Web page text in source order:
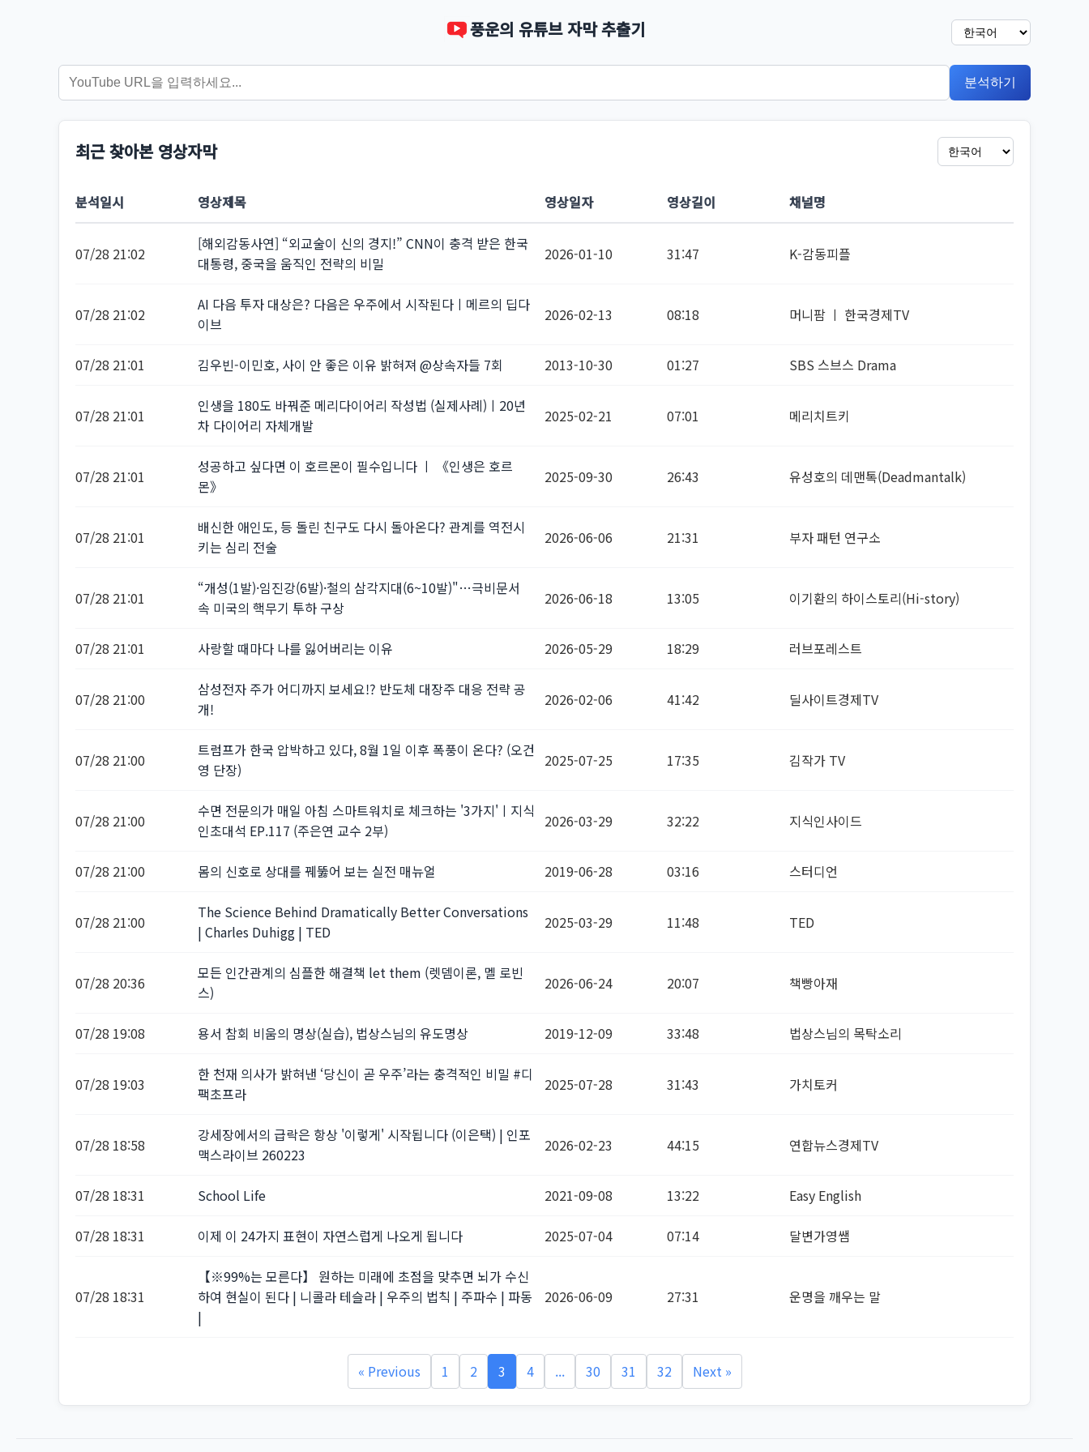
풍운의 유튜브 자막 추출기
분석하기
최근 찾아본 영상자막
분석일시 영상제목 영상일자 영상길이 채널명
07/28 21:02
[해외감동사연] “외교술이 신의 경지!” CNN이 충격 받은 한국
대통령, 중국을 움직인 전략의 비밀
2026-01-10 31:47 K-감동피플
07/28 21:02
AI 다음 투자 대상은? 다음은 우주에서 시작된다ㅣ메르의 딥다
이브
2026-02-13 08:18 머니팜 ㅣ 한국경제TV
07/28 21:01 김우빈-이민호, 사이 안 좋은 이유 밝혀져 @상속자들 7회 2013-10-30 01:27 SBS 스브스 Drama
07/28 21:01
인생을 180도 바꿔준 메리다이어리 작성법 (실제사례)ㅣ20년
차 다이어리 자체개발
2025-02-21 07:01 메리치트키
07/28 21:01
성공하고 싶다면 이 호르몬이 필수입니다 ㅣ 《인생은 호르
몬》
2025-09-30 26:43 유성호의 데맨톡(Deadmantalk)
07/28 21:01
배신한 애인도, 등 돌린 친구도 다시 돌아온다? 관계를 역전시
키는 심리 전술
2026-06-06 21:31 부자 패턴 연구소
07/28 21:01
“개성(1발)·임진강(6발)·철의 삼각지대(6~10발)"…극비문서
속 미국의 핵무기 투하 구상
2026-06-18 13:05 이기환의 하이스토리(Hi-story)
07/28 21:01 사랑할 때마다 나를 잃어버리는 이유 2026-05-29 18:29 러브포레스트
07/28 21:00
삼성전자 주가 어디까지 보세요!? 반도체 대장주 대응 전략 공
개!
2026-02-06 41:42 딜사이트경제TV
07/28 21:00
트럼프가 한국 압박하고 있다, 8월 1일 이후 폭풍이 온다? (오건
영 단장)
2025-07-25 17:35 김작가 TV
07/28 21:00
수면 전문의가 매일 아침 스마트워치로 체크하는 '3가지'ㅣ지식
인초대석 EP.117 (주은연 교수 2부)
2026-03-29 32:22 지식인사이드
07/28 21:00 몸의 신호로 상대를 꿰뚫어 보는 실전 매뉴얼 2019-06-28 03:16 스터디언
07/28 21:00
The Science Behind Dramatically Better Conversations
| Charles Duhigg | TED
2025-03-29 11:48 TED
07/28 20:36
모든 인간관계의 심플한 해결책 let them (렛뎀이론, 멜 로빈
스)
2026-06-24 20:07 책빵아재
07/28 19:08 용서 참회 비움의 명상(실습), 법상스님의 유도명상 2019-12-09 33:48 법상스님의 목탁소리
07/28 19:03
한 천재 의사가 밝혀낸 ‘당신이 곧 우주’라는 충격적인 비밀 #디
팩초프라
2025-07-28 31:43 가치토커
07/28 18:58
강세장에서의 급락은 항상 '이렇게' 시작됩니다 (이은택) | 인포
맥스라이브 260223
2026-02-23 44:15 연합뉴스경제TV
07/28 18:31 School Life 2021-09-08 13:22 Easy English
07/28 18:31 이제 이 24가지 표현이 자연스럽게 나오게 됩니다 2025-07-04 07:14 달변가영쌤
07/28 18:31
【※99%는 모른다】 원하는 미래에 초점을 맞추면 뇌가 수신
하여 현실이 된다 | 니콜라 테슬라 | 우주의 법칙 | 주파수 | 파동
|
2026-06-09 27:31 운명을 깨우는 말
« Previous 1 2 3 4 ... 30 31 32 Next »